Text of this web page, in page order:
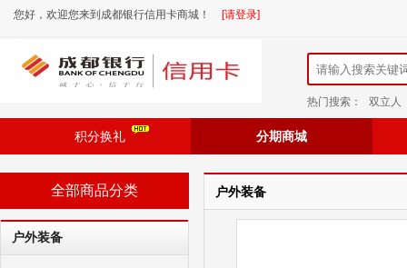
您好，欢迎您来到成都银行信用卡商城！ [请登录]
热门搜索： 双立人
积分换礼 分期商城
全部商品分类
户外装备
户外装备